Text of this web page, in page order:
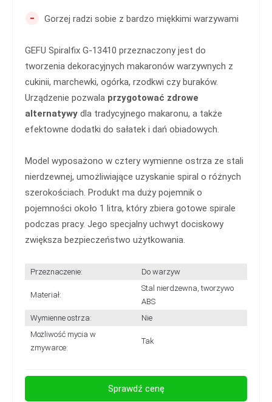
- Gorzej radzi sobie z bardzo miękkimi warzywami
GEFU Spiralfix G-13410 przeznaczony jest do
tworzenia dekoracyjnych makaronów warzywnych z
cukinii, marchewki, ogórka, rzodkwi czy buraków.
Urządzenie pozwala przygotować zdrowe
alternatywy dla tradycyjnego makaronu, a także
efektowne dodatki do sałatek i dań obiadowych.
Model wyposażono w cztery wymienne ostrza ze stali
nierdzewnej, umożliwiające uzyskanie spiral o różnych
szerokościach. Produkt ma duży pojemnik o
pojemności około 1 litra, który zbiera gotowe spirale
podczas pracy. Jego specjalny uchwyt dociskowy
zwiększa bezpieczeństwo użytkowania.
Przeznaczenie: Do warzyw
Materiał:
Stal nierdzewna, tworzywo
ABS
Wymienne ostrza:
Nie
Możliwość mycia w
zmywarce:
Tak
Sprawdź cenę